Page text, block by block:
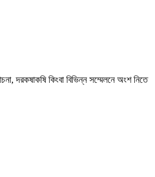
দরকষাকষি কিংবা বিভিন্ন সম্মেলনে অংশ নিতে